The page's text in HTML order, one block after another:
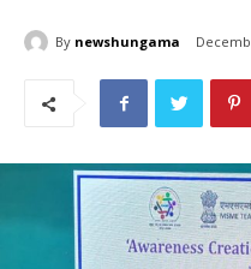
By newshungama